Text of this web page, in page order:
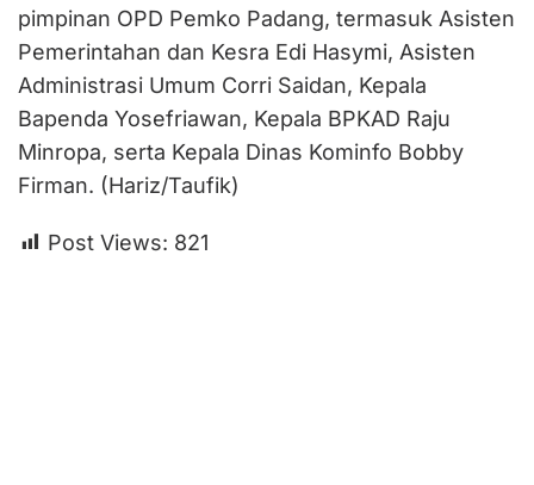
pimpinan OPD Pemko Padang, termasuk Asisten
Pemerintahan dan Kesra Edi Hasymi, Asisten
Administrasi Umum Corri Saidan, Kepala
Bapenda Yosefriawan, Kepala BPKAD Raju
Minropa, serta Kepala Dinas Kominfo Bobby
Firman. (Hariz/Taufik)
Post Views: 821